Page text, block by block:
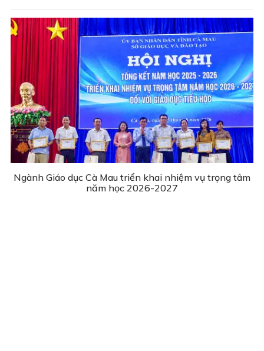
Ngành Giáo dục Cà Mau triển khai nhiệm vụ trọng tâm
năm học 2026-2027